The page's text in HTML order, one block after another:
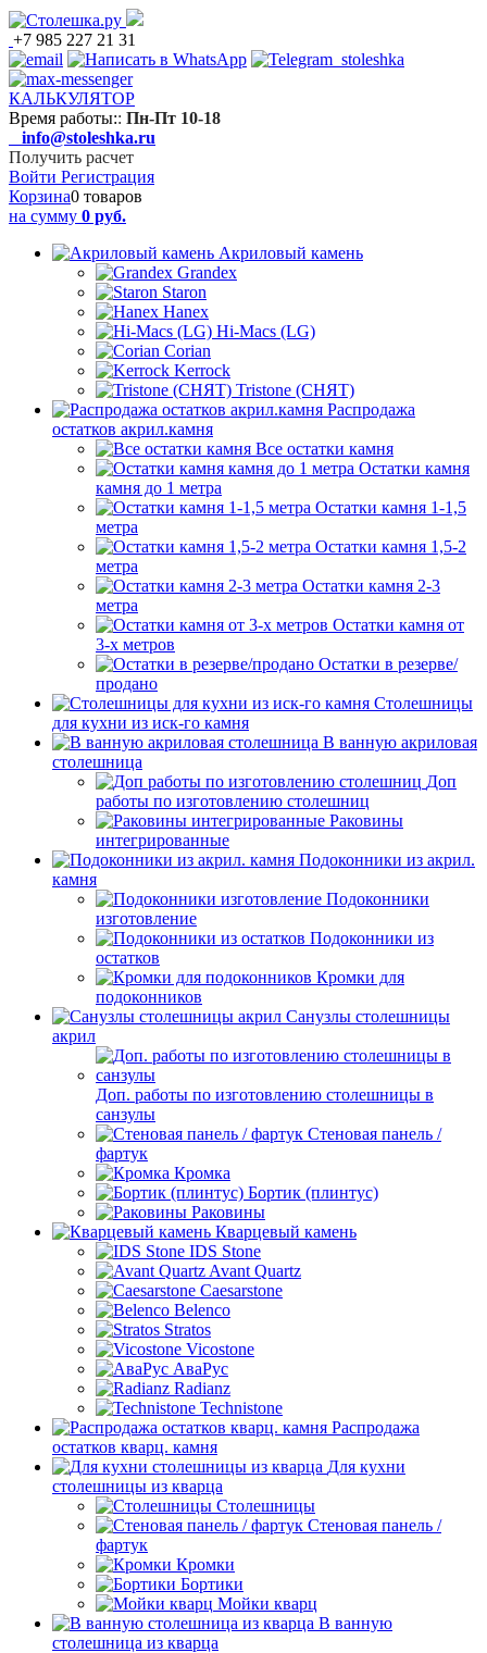
+7 985 227 21 31
КАЛЬКУЛЯТОР
Время работы:: Пн-Пт 10-18
info@stoleshka.ru
Получить расчет
Войти Регистрация
Корзина0 товаров
на сумму 0 руб.
Акриловый камень
Grandex
Staron
Hanex
Hi-Macs (LG)
Corian
Kerrock
Tristone (СНЯТ)
Распродажа
остатков акрил.камня
Все остатки камня
Остатки камня
камня до 1 метра
Остатки камня 1-1,5
метра
Остатки камня 1,5-2
метра
Остатки камня 2-3
метра
Остатки камня от
3-х метров
Остатки в резерве/
продано
Столешницы
для кухни из иск-го камня
В ванную акриловая
столешница
Доп
работы по изготовлению столешниц
Раковины
интегрированные
Подоконники из акрил.
камня
Подоконники
изготовление
Подоконники из
остатков
Кромки для
подоконников
Санузлы столешницы
акрил
Доп. работы по изготовлению столешницы в
санзулы
Стеновая панель /
фартук
Кромка
Бортик (плинтус)
Раковины
Кварцевый камень
IDS Stone
Avant Quartz
Caesarstone
Belenco
Stratos
Vicostone
АваРус
Radianz
Technistone
Распродажа
остатков кварц. камня
Для кухни
столешницы из кварца
Столешницы
Стеновая панель /
фартук
Кромки
Бортики
Мойки кварц
В ванную
столешница из кварца